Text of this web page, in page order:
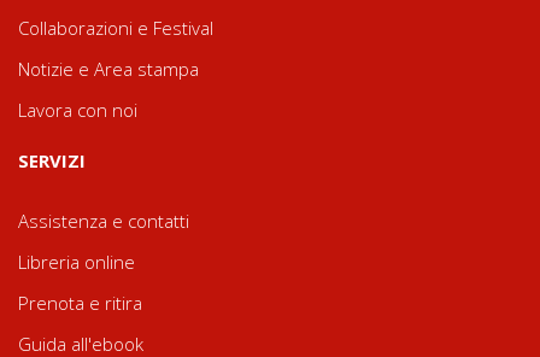
Collaborazioni e Festival
Notizie e Area stampa
Lavora con noi
SERVIZI
Assistenza e contatti
Libreria online
Prenota e ritira
Guida all'ebook